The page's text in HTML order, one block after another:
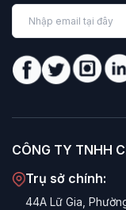
CÔNG TY TNHH
Trụ sở chính:
44A Lữ Gia,